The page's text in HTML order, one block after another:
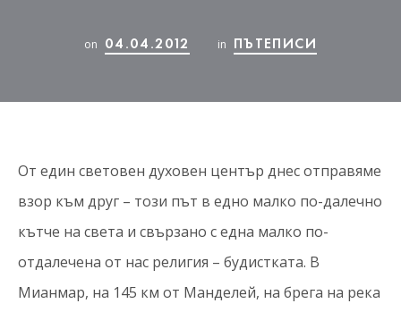
on 04.04.2012 in ПЪТЕПИСИ
От един световен духовен център днес отправяме
взор към друг – този път в едно малко по-далечно
кътче на света и свързано с една малко по-
отдалечена от нас религия – будистката. В
Мианмар, на 145 км от Манделей, на брега на река